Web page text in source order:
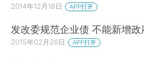
2014年12月18日 APP打开
发改委规范企业债 不能新增政
2015年02月26日 APP打开